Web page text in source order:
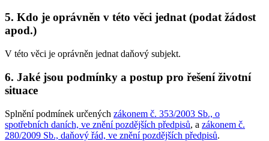
5. Kdo je oprávněn v této věci jednat (podat žádost
apod.)
V této věci je oprávněn jednat daňový subjekt.
6. Jaké jsou podmínky a postup pro řešení životní
situace
Splnění podmínek určených zákonem č. 353/2003 Sb., o
spotřebních daních, ve znění pozdějších předpisů, a zákonem č.
280/2009 Sb., daňový řád, ve znění pozdějších předpisů.